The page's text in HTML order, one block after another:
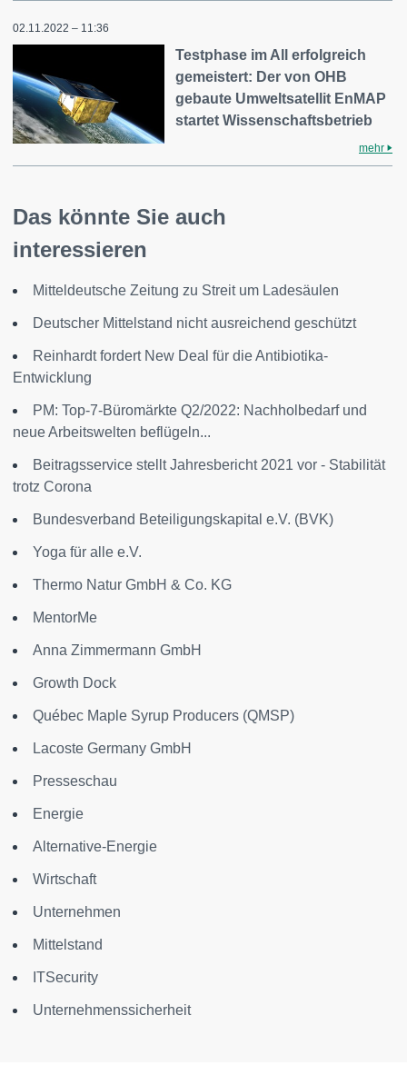
02.11.2022 – 11:36
Testphase im All erfolgreich
gemeistert: Der von OHB
gebaute Umweltsatellit EnMAP
startet Wissenschaftsbetrieb
mehr
Das könnte Sie auch
interessieren
Mitteldeutsche Zeitung zu Streit um Ladesäulen
Deutscher Mittelstand nicht ausreichend geschützt
Reinhardt fordert New Deal für die Antibiotika-
Entwicklung
PM: Top-7-Büromärkte Q2/2022: Nachholbedarf und
neue Arbeitswelten beflügeln...
Beitragsservice stellt Jahresbericht 2021 vor - Stabilität
trotz Corona
Bundesverband Beteiligungskapital e.V. (BVK)
Yoga für alle e.V.
Thermo Natur GmbH & Co. KG
MentorMe
Anna Zimmermann GmbH
Growth Dock
Québec Maple Syrup Producers (QMSP)
Lacoste Germany GmbH
Presseschau
Energie
Alternative-Energie
Wirtschaft
Unternehmen
Mittelstand
ITSecurity
Unternehmenssicherheit